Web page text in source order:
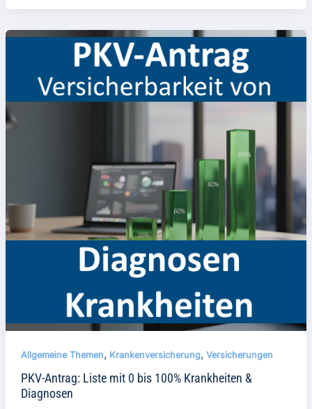
Allgemeine Themen, Krankenversicherung, Versicherungen
PKV-Antrag: Liste mit 0 bis 100% Krankheiten &
Diagnosen